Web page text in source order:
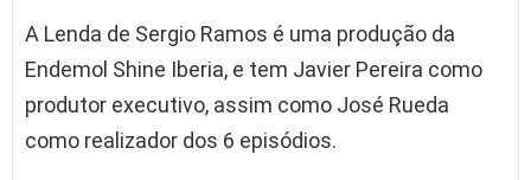
A Lenda de Sergio Ramos é uma produção da
Endemol Shine Iberia, e tem Javier Pereira como
produtor executivo, assim como José Rueda
como realizador dos 6 episódios.